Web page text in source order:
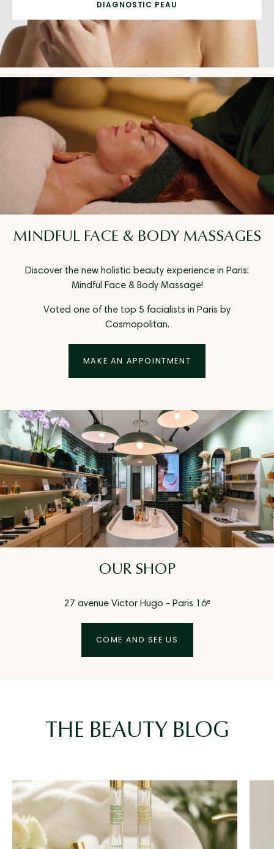
DIAGNOSTIC PEAU
MINDFUL FACE & BODY MASSAGES
Discover the new holistic beauty experience in Paris:
Mindful Face & Body Massage!
Voted one of the top 5 facialists in Paris by
Cosmopolitan.
MAKE AN APPOINTMENT
OUR SHOP
27 avenue Victor Hugo - Paris 16ᵉ
COME AND SEE US
THE BEAUTY BLOG